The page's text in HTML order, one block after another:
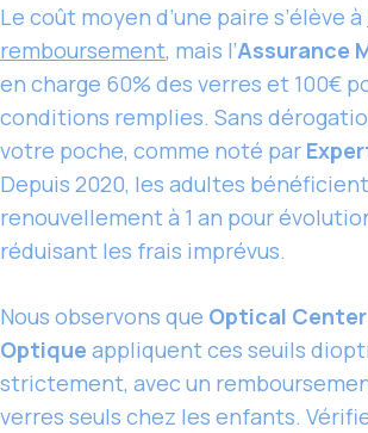
Le coût moyen d’une paire s’élève à
remboursement, mais l’Assurance
en charge 60% des verres et 100€
conditions remplies. Sans
votre poche, comme noté par
Depuis 2020, les adultes bénéficient
renouvellement à 1 an pour
réduisant les frais imprévus.
Nous observons que Optical Center
Optique appliquent ces seuils
strictement, avec un
verres seuls chez les enfants.